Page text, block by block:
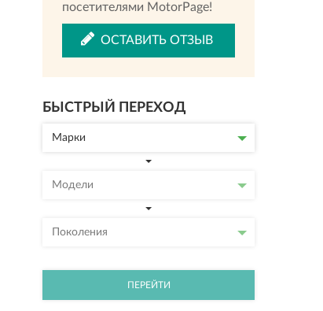
посетителями MotorPage!
ОСТАВИТЬ ОТЗЫВ
БЫСТРЫЙ ПЕРЕХОД
Марки
Модели
Поколения
ПЕРЕЙТИ